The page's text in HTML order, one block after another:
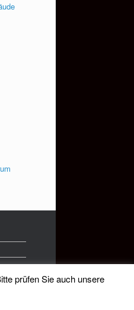
prüfen Sie auch unsere